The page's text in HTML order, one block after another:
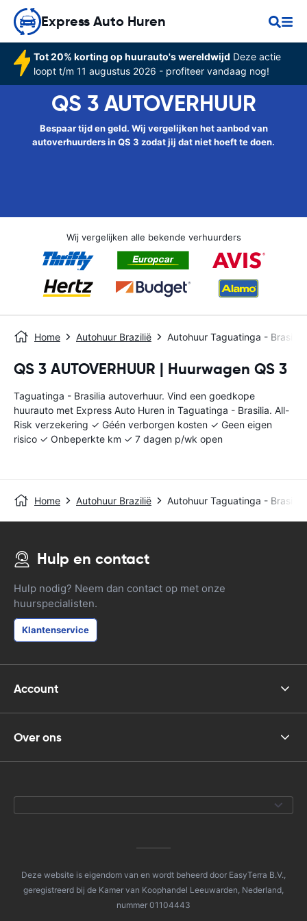
Express Auto Huren
Tot 20% korting op huurauto's wereldwijd Deze actie
loopt t/m 11 augustus 2026 - profiteer vandaag nog!
QS 3 AUTOVERHUUR
Bespaar tijd en geld. Wij vergelijken het aanbod van
autoverhuurders in QS 3 zodat jij dat niet hoeft te doen.
Wij vergelijken alle bekende verhuurders
Home Autohuur Brazilië Autohuur Taguatinga - Brasilia
QS 3 AUTOVERHUUR | Huurwagen QS 3
Taguatinga - Brasilia autoverhuur. Vind een goedkope
huurauto met Express Auto Huren in Taguatinga - Brasilia. All-
Risk verzekering ✓ Géén verborgen kosten ✓ Geen eigen
risico ✓ Onbeperkte km ✓ 7 dagen p/wk open
Home Autohuur Brazilië Autohuur Taguatinga - Brasilia
Hulp en contact
Hulp nodig? Neem dan contact op met onze
huurspecialisten.
Klantenservice
Account
Over ons
Deze website is eigendom van en wordt beheerd door EasyTerra B.V.,
geregistreerd bij de Kamer van Koophandel Leeuwarden, Nederland,
nummer 01104443